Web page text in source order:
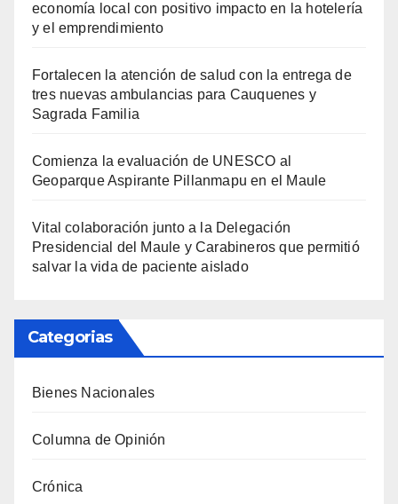
economía local con positivo impacto en la hotelería
y el emprendimiento
Fortalecen la atención de salud con la entrega de
tres nuevas ambulancias para Cauquenes y
Sagrada Familia
Comienza la evaluación de UNESCO al
Geoparque Aspirante Pillanmapu en el Maule
Vital colaboración junto a la Delegación
Presidencial del Maule y Carabineros que permitió
salvar la vida de paciente aislado
Categorias
Bienes Nacionales
Columna de Opinión
Crónica